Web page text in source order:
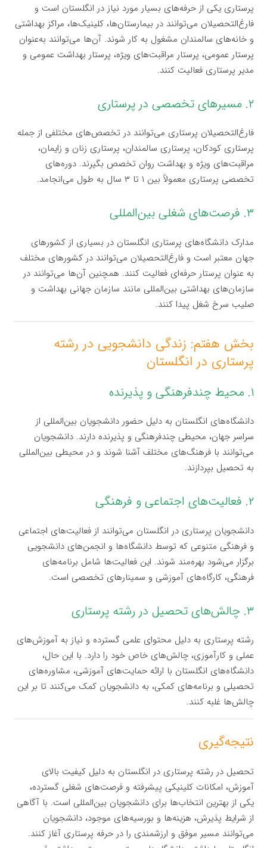
پرستاری یکی از حرفه‌های بسیار مورد نیاز در انگلستان است و
فارغ‌التحصیلان می‌توانند در بیمارستان‌ها، کلینیک‌ها، مراکز بهداشتی
و خانه‌های سالمندان مشغول به کار شوند. آن‌ها می‌توانند به‌عنوان
پرستار عمومی، پرستار مراقبت‌های ویژه، پرستار بهداشت عمومی و
مدیر پرستاری فعالیت کنند.
۲. مسیرهای تخصصی در پرستاری
فارغ‌التحصیلان پرستاری می‌توانند در تخصص‌های مختلفی از جمله
پرستاری کودکان، پرستاری سالمندان، پرستاری زنان و زایمان،
مراقبت‌های ویژه و بهداشت روان تخصص بگیرند. دوره‌های
تخصصی پرستاری معمولاً بین ۱ تا ۳ سال به طول می‌انجامد.
۳. فرصت‌های شغلی بین‌المللی
مدارک دانشگاه‌های پرستاری انگلستان در بسیاری از کشورهای
جهان معتبر است و فارغ‌التحصیلان می‌توانند در کشورهای مختلف
به عنوان پرستار حرفه‌ای فعالیت کنند. همچنین آن‌ها می‌توانند در
سازمان‌های بهداشتی بین‌المللی مانند سازمان جهانی بهداشت و
صلیب سرخ شغل پیدا کنند.
بخش هفتم: زندگی دانشجویی در رشته
پرستاری در انگلستان
۱. محیط چندفرهنگی و پذیرنده
دانشگاه‌های انگلستان به دلیل حضور دانشجویان بین‌المللی از
سراسر جهان، محیطی چندفرهنگی و پذیرنده دارند. دانشجویان
می‌توانند با فرهنگ‌های مختلف آشنا شوند و در محیطی بین‌المللی
به تحصیل بپردازند.
۲. فعالیت‌های اجتماعی و فرهنگی
دانشجویان پرستاری در انگلستان می‌توانند از فعالیت‌های اجتماعی
و فرهنگی متنوعی که توسط دانشگاه‌ها و انجمن‌های دانشجویی
برگزار می‌شود بهره‌مند شوند. این فعالیت‌ها شامل برنامه‌های
فرهنگی، کارگاه‌های آموزشی و سمینارهای تخصصی است.
۳. چالش‌های تحصیل در رشته پرستاری
رشته پرستاری به دلیل محتوای علمی گسترده و نیاز به آموزش‌های
عملی و کارآموزی، چالش‌های خاص خود را دارد. با این حال،
دانشگاه‌های انگلستان با ارائه حمایت‌های آموزشی، مشاوره‌های
تحصیلی و برنامه‌های کمکی، به دانشجویان کمک می‌کنند تا بر این
چالش‌ها غلبه کنند.
نتیجه‌گیری
تحصیل در رشته پرستاری در انگلستان به دلیل کیفیت بالای
آموزش، امکانات کلینیکی پیشرفته و فرصت‌های شغلی گسترده،
یکی از بهترین انتخاب‌ها برای دانشجویان بین‌المللی است. با آگاهی
از شرایط پذیرش، هزینه‌ها و بورسیه‌های موجود، دانشجویان
می‌توانند مسیر موفق و ارزشمندی را در حرفه پرستاری آغاز کنند.